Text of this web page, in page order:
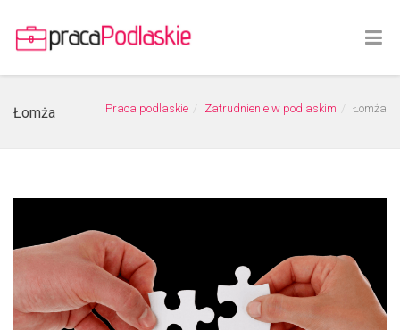
Łomża Praca podlaskie Zatrudnienie w podlaskim Łomża